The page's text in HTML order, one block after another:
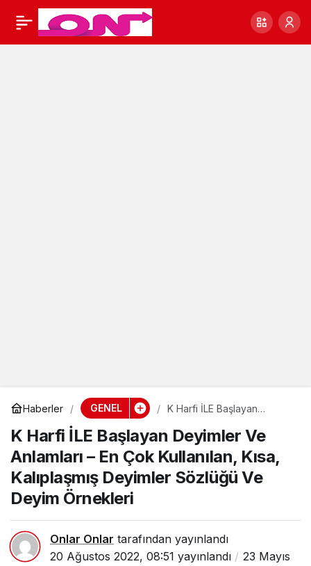
Haberler GENEL
K Harfi İLE Başlayan
Çok Kullanılan, Kısa,
Kalıplaşmış Deyimler
Sözlüğü Ve Deyim
K Harfi İLE Başlayan Deyimler Ve
Anlamları – En Çok Kullanılan, Kısa,
Kalıplaşmış Deyimler Sözlüğü Ve
Deyim Örnekleri
Onlar Onlar tarafından yayınlandı
20 Ağustos 2022, 08:51 yayınlandı
23 Mayıs
K Harfi İLE Başlayan 0